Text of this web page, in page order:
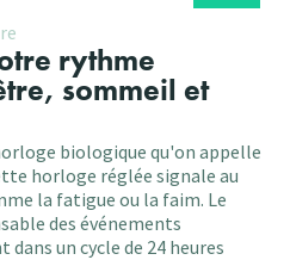
rythme
sommeil et
biologique qu'on appelle
horloge réglée signale au
la fatigue ou la faim. Le
des événements
un cycle de 24 heures